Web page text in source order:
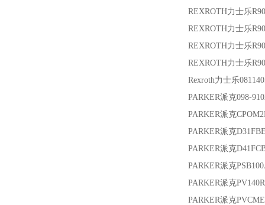
REXROTH力士乐
REXROTH力士乐
REXROTH力士乐
REXROTH力士乐
Rexroth力士乐
PARKER派克098-
PARKER派克
PARKER派克
PARKER派克
PARKER派克
PARKER派克
PARKER派克